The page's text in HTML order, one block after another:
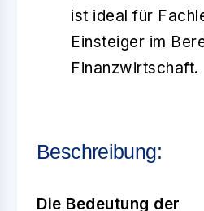
ist ideal für
Einsteiger im
Finanzwirtschaft.
Beschreibung:
Die Bedeutung der